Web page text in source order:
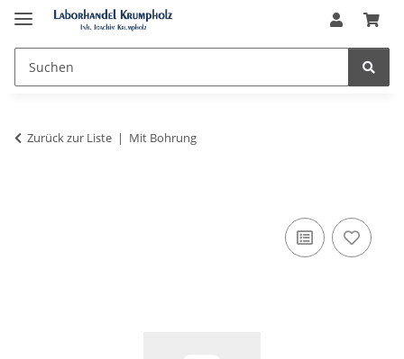
Zurück zur Liste Mit Bohrung